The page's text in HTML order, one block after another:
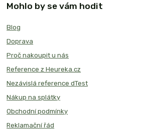
Mohlo by se vám hodit
Blog
Doprava
Proč nakoupit u nás
Reference z Heureka.cz
Nezávislá reference dTest
Nákup na splátky
Obchodní podmínky
Reklamační řád